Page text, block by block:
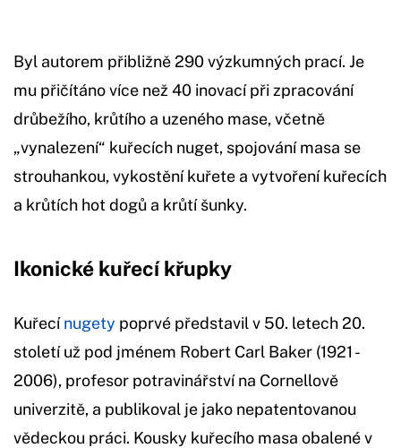
Byl autorem přibližně 290 výzkumných prací. Je
mu přičítáno více než 40 inovací při zpracování
drůbežího, krůtího a uzeného mase, včetně
„vynalezení“ kuřecích nuget, spojování masa se
strouhankou, vykostění kuřete a vytvoření kuřecích
a krůtích hot dogů a krůtí šunky.
Ikonické kuřecí křupky
Kuřecínugety poprvé představil v 50. letech 20.
století už pod jménem Robert Carl Baker (1921 -
2006), profesor potravinářství na Cornellově
univerzitě, a publikoval je jako nepatentovanou
vědeckou práci. Kousky kuřecího masa obalené v